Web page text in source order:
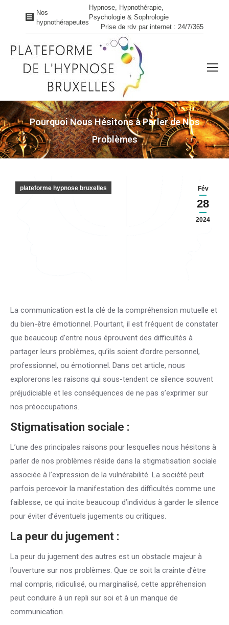
Nos
hypnothérapeutes
Hypnose, Hypnothérapie,
Psychologie & Sophrologie
Prise de rdv par internet : 24/7/365
Pourquoi Nous Hésitons à Parler de Nos
Problèmes
Vous êtes ici :
Fév
28
2024
plateforme hypnose bruxelles
La communication est la clé de la compréhension mutuelle et
du bien-être émotionnel. Pourtant, il est fréquent de constater
que beaucoup d’entre nous éprouvent des difficultés à
partager leurs problèmes, qu’ils soient d’ordre personnel,
professionnel, ou émotionnel. Dans cet article, nous
explorerons les raisons qui sous-tendent ce silence souvent
préjudiciable et les conséquences de ne pas s’exprimer sur
nos préoccupations.
Stigmatisation sociale :
L’une des principales raisons pour lesquelles nous hésitons à
parler de nos problèmes réside dans la stigmatisation sociale
associée à l’expression de la vulnérabilité. La société peut
parfois percevoir la manifestation des difficultés comme une
faiblesse, ce qui incite beaucoup d’individus à garder le silence
pour éviter d’éventuels jugements ou critiques.
La peur du jugement :
La peur du jugement des autres est un obstacle majeur à
l’ouverture sur nos problèmes. Que ce soit la crainte d’être
mal compris, ridiculisé, ou marginalisé, cette appréhension
peut conduire à un repli sur soi et à un manque de
communication.